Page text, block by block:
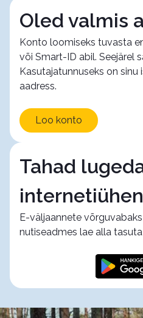
Oled valmis
Konto loomiseks tuvasta
või Smart-ID abil. Seejärel
Kasutajatunnuseks on
aadress.
Loo konto
Tahad
E-väljaannete
nutiseadmes lae alla